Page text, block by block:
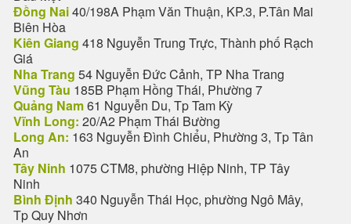
Đồng Nai40/198A Phạm Văn Thuận, KP.3, P.Tân Mai
Biên Hòa
Kiên Giang 418 Nguyễn Trung Trực, Thành phố Rạch
Giá
Nha Trang 54 Nguyễn Đức Cảnh, TP Nha Trang
Vũng Tàu 185B Phạm Hồng Thái, Phường 7
Quảng Nam61 Nguyễn Du, Tp Tam Kỳ
Vĩnh Long: 20/A2 Phạm Thái Bường
Long An: 163 Nguyễn Đình Chiểu, Phường 3, Tp Tân
An
Tây Ninh 1075 CTM8, phường Hiệp Ninh, TP Tây
Ninh
Bình Định 340 Nguyễn Thái Học, phường Ngô Mây,
Tp Quy Nhơn